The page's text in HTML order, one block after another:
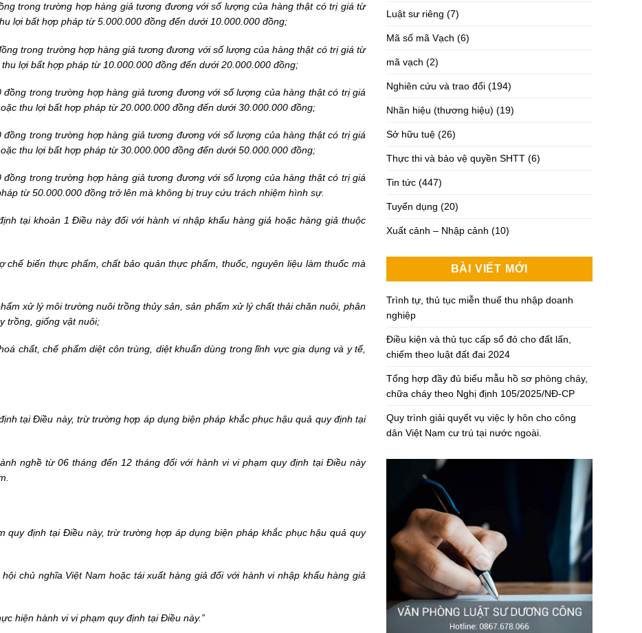
trong trường hợp hàng giả tương đương với số lượng của hàng thật có trị giá từ
lợi bất hợp pháp từ 5.000.000 đồng đến dưới 10.000.000 đồng;
trong trường hợp hàng giả tương đương với số lượng của hàng thật có trị giá từ
lợi bất hợp pháp từ 10.000.000 đồng đến dưới 20.000.000 đồng;
trong trường hợp hàng giả tương đương với số lượng của hàng thật có trị giá
thu lợi bất hợp pháp từ 20.000.000 đồng đến dưới 30.000.000 đồng;
trong trường hợp hàng giả tương đương với số lượng của hàng thật có trị giá
thu lợi bất hợp pháp từ 30.000.000 đồng đến dưới 50.000.000 đồng;
trong trường hợp hàng giả tương đương với số lượng của hàng thật có trị giá
từ 50.000.000 đồng trở lên mà không bị truy cứu trách nhiệm hình sự.
tại khoản 1 Điều này đối với hành vi nhập khẩu hàng giả hoặc hàng giả thuộc
biến thực phẩm, chất bảo quản thực phẩm, thuốc, nguyên liệu làm thuốc mà
xử lý môi trường nuôi trồng thủy sản, sản phẩm xử lý chất thải chăn nuôi, phân
trồng, giống vật nuôi;
chất, chế phẩm diệt côn trùng, diệt khuẩn dùng trong lĩnh vực gia dụng và y tế,
tại Điều này, trừ trường hợp áp dụng biện pháp khắc phục hậu quả quy định tại
nghề từ 06 tháng đến 12 tháng đối với hành vi vi phạm quy định tại Điều này
quy định tại Điều này, trừ trường hợp áp dụng biện pháp khắc phục hậu quả quy
chủ nghĩa Việt Nam hoặc tái xuất hàng giả đối với hành vi nhập khẩu hàng giả
hiện hành vi vi phạm quy định tại Điều này.”
Luật sư riêng (7)
Mã số mã Vạch (6)
mã vạch (2)
Nghiên cứu và trao đổi (194)
Nhãn hiệu (thương hiệu) (19)
Sở hữu tuệ (26)
Thực thi và bảo vệ quyền SHTT (6)
Tin tức (447)
Tuyển dụng (20)
Xuất cảnh – Nhập cảnh (10)
BÀI VIẾT MỚI
Trình tự, thủ tục miễn thuế thu nhập doanh
nghiệp
Điều kiện và thủ tục cấp sổ đỏ cho đất lấn,
chiếm theo luật đất đai 2024
Tổng hợp đầy đủ biểu mẫu hồ sơ phòng cháy,
chữa cháy theo Nghị định 105/2025/NĐ-CP
Quy trình giải quyết vụ việc ly hôn cho công
dân Việt Nam cư trú tại nước ngoài.